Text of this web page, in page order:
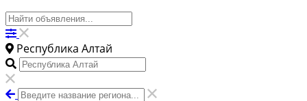
Республика Алтай